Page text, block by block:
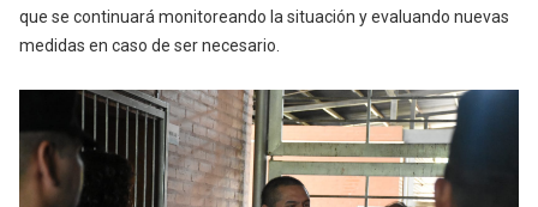
que se continuará monitoreando la situación y evaluando nuevas
medidas en caso de ser necesario.